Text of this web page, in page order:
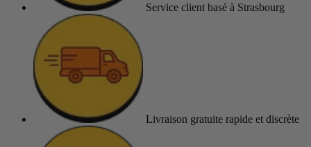
Service client basé à Strasbourg
Livraison gratuite rapide et discrète